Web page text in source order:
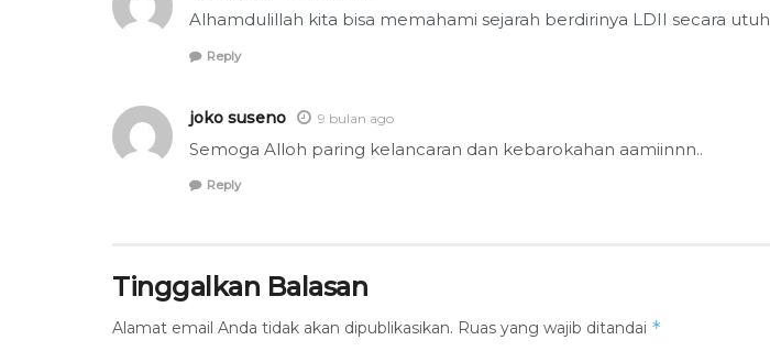
Alhamdulillah kita bisa memahami sejarah berdirinya LDII secara utuh
Reply
joko suseno 9 bulan ago
Semoga Alloh paring kelancaran dan kebarokahan aamiinnn..
Reply
Tinggalkan Balasan
Alamat email Anda tidak akan dipublikasikan. Ruas yang wajib ditandai *